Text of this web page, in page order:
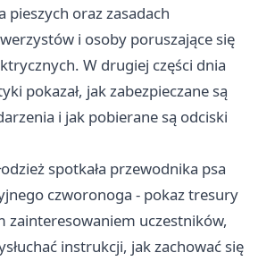
pieszych oraz zasadach
i osoby poruszające się
W drugiej części dnia
pokazał, jak zabezpieczane są
i jak pobierane są odciski
spotkała przewodnika psa
czworonoga - pokaz tresury
zainteresowaniem uczestników,
instrukcji, jak zachować się